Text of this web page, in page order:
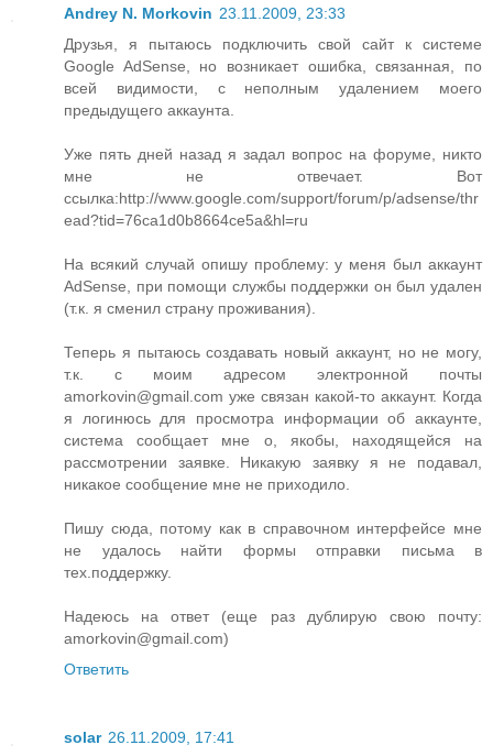
Andrey N. Morkovin 23.11.2009, 23:33
Друзья, я пытаюсь подключить свой сайт к системе
Google AdSense, но возникает ошибка, связанная, по
всей видимости, с неполным удалением моего
предыдущего аккаунта.
Уже пять дней назад я задал вопрос на форуме, никто
мне не отвечает. Вот
ссылка:http://www.google.com/support/forum/p/adsense/thr
ead?tid=76ca1d0b8664ce5a&hl=ru
На всякий случай опишу проблему: у меня был аккаунт
AdSense, при помощи службы поддержки он был удален
(т.к. я сменил страну проживания).
Теперь я пытаюсь создавать новый аккаунт, но не могу,
т.к. с моим адресом электронной почты
amorkovin@gmail.com уже связан какой-то аккаунт. Когда
я логинюсь для просмотра информации об аккаунте,
система сообщает мне о, якобы, находящейся на
рассмотрении заявке. Никакую заявку я не подавал,
никакое сообщение мне не приходило.
Пишу сюда, потому как в справочном интерфейсе мне
не удалось найти формы отправки письма в
тех.поддержку.
Надеюсь на ответ (еще раз дублирую свою почту:
amorkovin@gmail.com)
Ответить
solar 26.11.2009, 17:41